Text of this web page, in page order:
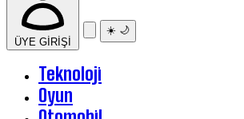
ÜYE GİRİŞİ
☀️ 🌙
Teknoloji
Oyun